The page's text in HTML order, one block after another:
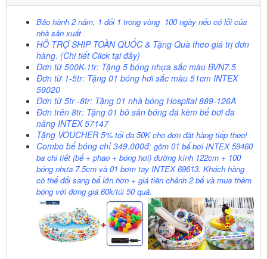
Bảo hành 2 năm, 1 đổi 1 trong vòng 100 ngày nếu có lỗi của
nhà sản xuất
HỖ TRỢ SHIP TOÀN QUỐC & Tặng Quà theo giá trị đơn
hàng. (Chi tiết Click tại đây)
Đơn từ 500K-1tr: Tặng 5 bóng nhựa sắc màu BVN7.5
Đơn từ 1-5tr: Tặng 01 bóng hơi sắc màu 51cm INTEX
59020
Đơn từ 5tr -8tr: Tặng 01 nhà bóng Hospital 889-126A
Đơn trên 8tr: Tặng 01 bô sân bóng đá kèm bể bơi đa
năng INTEX 57147
Tặng VOUCHER 5% tối đa 50K cho đơn đặt hàng tiếp theo!
Combo bể bóng chỉ 349.000đ: gồm 01 bể bơi INTEX 59460
ba chi tiết (bể + phao + bóng hơi) đường kính 122cm + 100
bóng nhựa 7.5cm và 01 bơm tay INTEX 69613. Khách hàng
có thể đổi sang bể lớn hơn + giá tiền chênh 2 bể và mua thêm
bóng với đơng giá 60k/túi 50 quả.